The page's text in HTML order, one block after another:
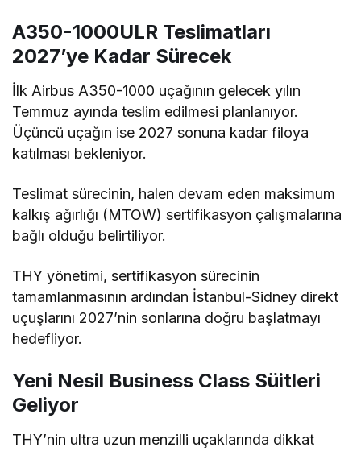
A350-1000ULR Teslimatları
2027’ye Kadar Sürecek
İlk Airbus A350-1000 uçağının gelecek yılın
Temmuz ayında teslim edilmesi planlanıyor.
Üçüncü uçağın ise 2027 sonuna kadar filoya
katılması bekleniyor.
Teslimat sürecinin, halen devam eden maksimum
kalkış ağırlığı (MTOW) sertifikasyon çalışmalarına
bağlı olduğu belirtiliyor.
THY yönetimi, sertifikasyon sürecinin
tamamlanmasının ardından İstanbul-Sidney direkt
uçuşlarını 2027’nin sonlarına doğru başlatmayı
hedefliyor.
Yeni Nesil Business Class Süitleri
Geliyor
THY’nin ultra uzun menzilli uçaklarında dikkat